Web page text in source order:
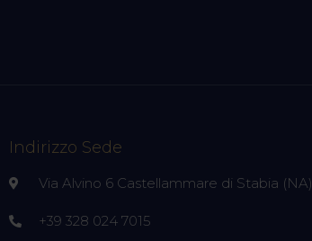
Indirizzo Sede
Via Alvino 6 Castellammare di Stabia (NA)
+39 328 024 7015